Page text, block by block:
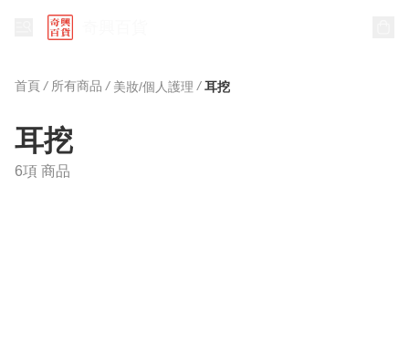
首頁 / 所有商品 / 美妝/個人護理 / 耳挖
耳挖
6項 商品